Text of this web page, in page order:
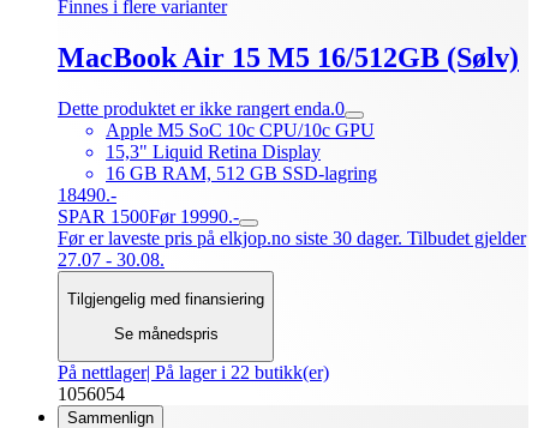
Finnes i flere varianter
MacBook Air 15 M5 16/512GB (Sølv)
Dette produktet er ikke rangert enda.0
Apple M5 SoC 10c CPU/10c GPU
15,3" Liquid Retina Display
16 GB RAM, 512 GB SSD-lagring
18490.-
SPAR 1500Før 19990.-
Før er laveste pris på elkjop.no siste 30 dager. Tilbudet gjelder
27.07 - 30.08.
Tilgjengelig med finansiering
Se månedspris
På nettlager| På lager i 22 butikk(er)
1056054
Sammenlign